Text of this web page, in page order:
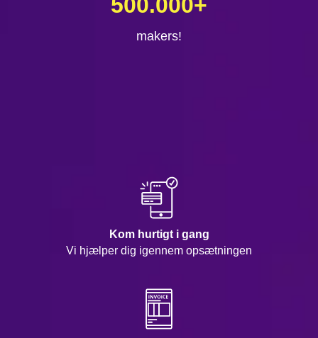
makers!
500.000+
Kom hurtigt i gang
Vi hjælper dig igennem opsætningen